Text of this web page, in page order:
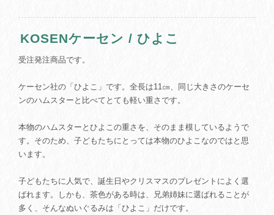
KOSENケーセン / ひよこ
受注発注商品です。
ケーセン社の「ひよこ」です。全長は11㎝、同じ大きさのケーセ
ンのハムスターと比べてとても軽い重さです。
本物のハムスターとひよこの重さを、そのまま模しているようで
す。そのため、子どもたちにとっては本物のひよこなのではと思
います。
子どもたちに人気で、誕生日やクリスマスのプレゼントによく選
ばれます。しかも、茶色がある時は、兄弟姉妹に選ばれることが
多く、そんなぬいぐるみは「ひよこ」だけです。